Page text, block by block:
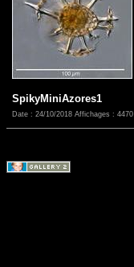
SpikyMiniAzores1
Date : 24/10/2018 Affichages : 4470